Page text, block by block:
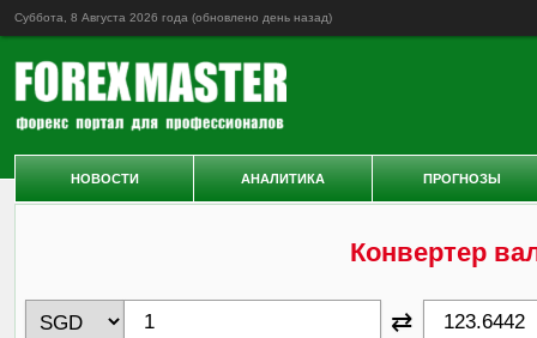
Суббота, 8 Августа 2026 года (обновлено день назад)
Конвертер
⇄
НОВОСТИ АНАЛИТИКА ПРОГНОЗЫ